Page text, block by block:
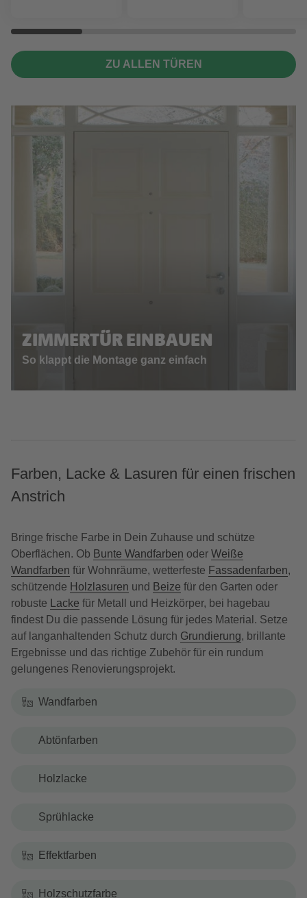
ZU ALLEN TÜREN
ZIMMERTÜR EINBAUEN
So klappt die Montage ganz einfach
Farben, Lacke & Lasuren für einen frischen
Anstrich
Bringe frische Farbe in Dein Zuhause und schütze
Oberflächen. Ob Bunte Wandfarben oder Weiße
Wandfarben für Wohnräume, wetterfeste Fassadenfarben,
schützende Holzlasuren und Beize für den Garten oder
robuste
Lacke für Metall und Heizkörper, bei hagebau
findest Du die passende Lösung für jedes Material. Setze
auf langanhaltenden Schutz durch Grundierung, brillante
Ergebnisse und das richtige Zubehör für ein rundum
gelungenes Renovierungsprojekt.
Wandfarben
Abtönfarben
Holzlacke
Sprühlacke
Effektfarben
Holzschutzfarbe